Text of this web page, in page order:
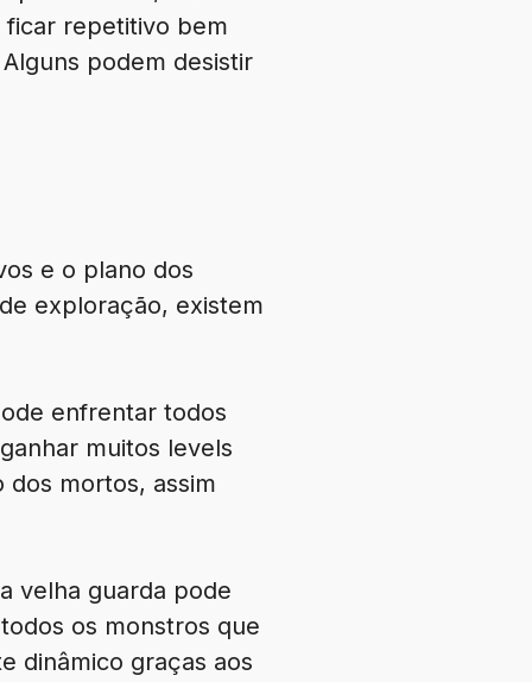
repetitivo bem
podem desistir
e o plano dos
exploração, existem
enfrentar todos
muitos levels
mortos, assim
velha guarda pode
os monstros que
dinâmico graças aos